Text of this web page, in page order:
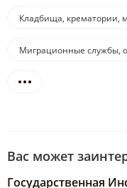
Кладбища, крематории,
Миграционные службы,
Вас может
Государственная